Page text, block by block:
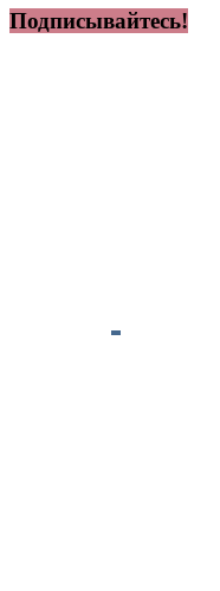
Подписывайтесь!